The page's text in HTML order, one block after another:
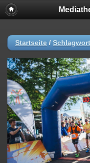
Startseite / Schlagwort